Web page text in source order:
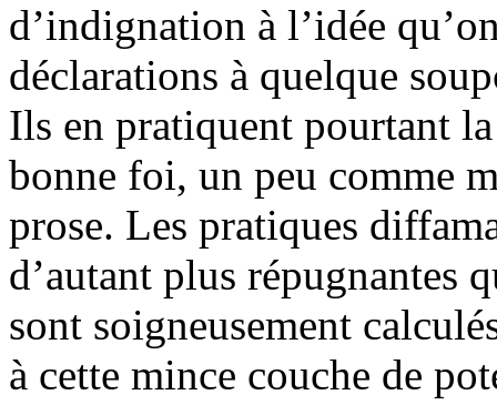
d’indignation à l’idée
déclarations à quelque
Ils en pratiquent pourtant
bonne foi, un peu comme
prose. Les pratiques
d’autant plus répugnantes
sont soigneusement
à cette mince couche de